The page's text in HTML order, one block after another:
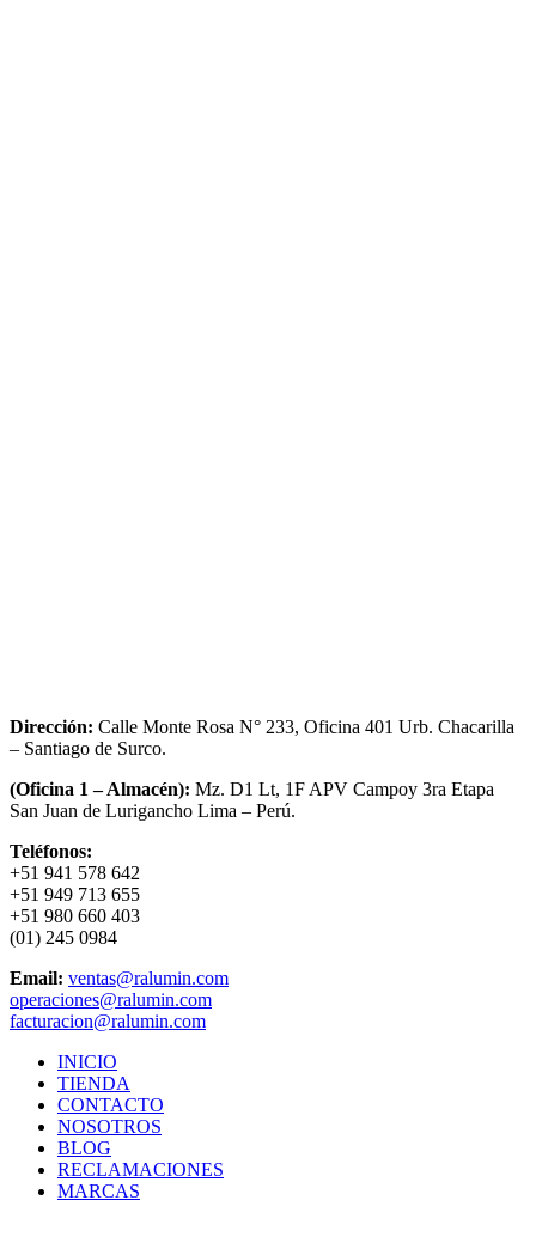
Dirección: Calle Monte Rosa N° 233, Oficina 401 Urb. Chacarilla
– Santiago de Surco.
(Oficina 1 – Almacén): Mz. D1 Lt, 1F APV Campoy 3ra Etapa
San Juan de Lurigancho Lima – Perú.
Teléfonos:
+51 941 578 642
+51 949 713 655
+51 980 660 403
(01) 245 0984
Email: ventas@ralumin.com
operaciones@ralumin.com
facturacion@ralumin.com
INICIO
TIENDA
CONTACTO
NOSOTROS
BLOG
RECLAMACIONES
MARCAS